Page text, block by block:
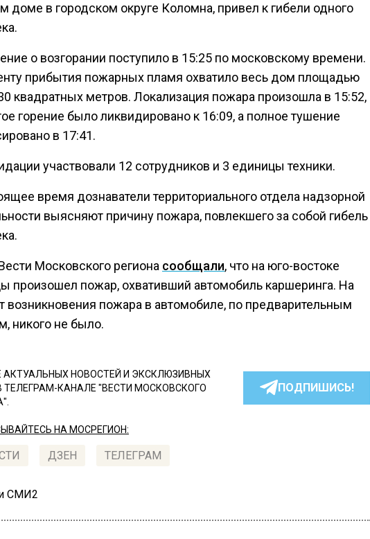
доме в городском округе Коломна, привел к гибели одного
о возгорании поступило в 15:25 по московскому времени.
прибытия пожарных пламя охватило весь дом площадью
квадратных метров. Локализация пожара произошла в 15:52,
горение было ликвидировано к 16:09, а полное тушение
в 17:41.
участвовали 12 сотрудников и 3 единицы техники.
время дознаватели территориального отдела надзорной
выясняют причину пожара, повлекшего за собой гибель
Московского региона сообщали, что на юго-востоке
произошел пожар, охвативший автомобиль каршеринга. На
возникновения пожара в автомобиле, по предварительным
никого не было.
АКТУАЛЬНЫХ НОВОСТЕЙ И ЭКСКЛЮЗИВНЫХ
ТЕЛЕГРАМ-КАНАЛЕ "ВЕСТИ МОСКОВСКОГО
ПОДПИШИСЬ!
НА МОСРЕГИОН:
ДЗЕН ТЕЛЕГРАМ
СМИ2